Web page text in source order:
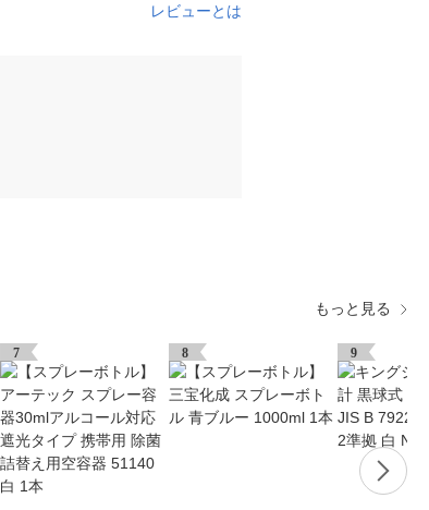
レビューとは
もっと見る
7 8 9